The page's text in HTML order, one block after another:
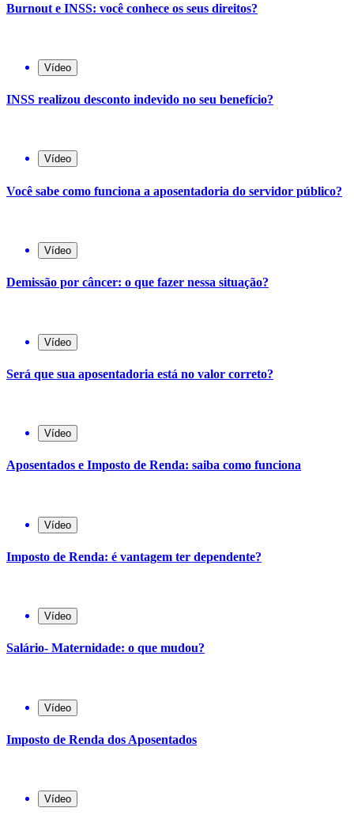
Burnout e INSS: você conhece os seus direitos?
Vídeo
INSS realizou desconto indevido no seu benefício?
Vídeo
Você sabe como funciona a aposentadoria do servidor público?
Vídeo
Demissão por câncer: o que fazer nessa situação?
Vídeo
Será que sua aposentadoria está no valor correto?
Vídeo
Aposentados e Imposto de Renda: saiba como funciona
Vídeo
Imposto de Renda: é vantagem ter dependente?
Vídeo
Salário- Maternidade: o que mudou?
Vídeo
Imposto de Renda dos Aposentados
Vídeo